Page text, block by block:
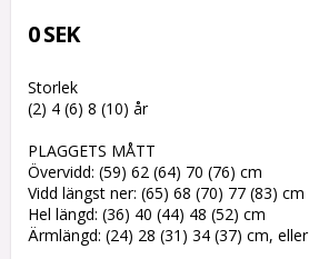
0 SEK
Storlek
(2) 4 (6) 8 (10) år
PLAGGETS MÅTT
Övervidd: (59) 62 (64) 70 (76) cm
Vidd längst ner: (65) 68 (70) 77 (83) cm
Hel längd: (36) 40 (44) 48 (52) cm
Ärmlängd: (24) 28 (31) 34 (37) cm, eller